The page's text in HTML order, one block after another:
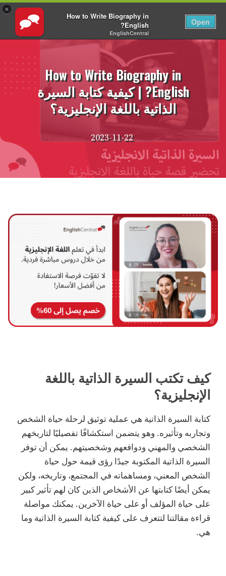
×
How to Write Biography in
English?
EnglishCentral
Open
تسجيل الدخول AR
انتقل
How to Write Biography in
English? | كيفية كتابة السيرة
الذاتية باللغة الإنجليزية؟
2023-11-22
كيف تكتب السيرة الذاتية باللغة
الإنجليزية؟
كتابة السيرة الذاتية هي عملية توثيق لرحلة حياة الشخص
وتجاربه وتأثيره. وهو يتضمن استكشافًا تفصيليًا لتاريخهم
الشخصي والمهني ودوافعهم وشخصيتهم. يمكن أن توفر
السيرة الذاتية المكتوبة جيدًا رؤى قيمة حول حياة
الشخص المعني، ومساهماته في المجتمع، وتاريخه، ولكن
يمكن أيضًا كتابتها عن الأشخاص الذين كان لهم تأثير كبير
على حياة المؤلف أو على حياة الآخرين. يمكنك مواصلة
قراءة مقالتنا لتتعرف على كيفية كتابة السيرة الذاتية وما
هي.